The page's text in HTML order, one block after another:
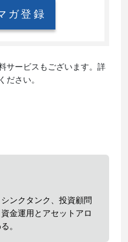
ガ登録
サービスもございます。詳
ださい。
ンクタンク、投資顧問
金運用とアセットアロ
。